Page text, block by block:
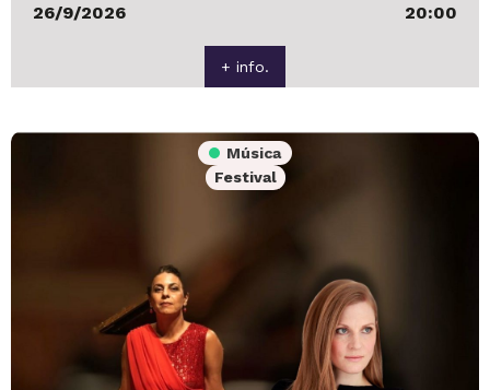
26/9/2026 20:00
+ info.
Música
Festival